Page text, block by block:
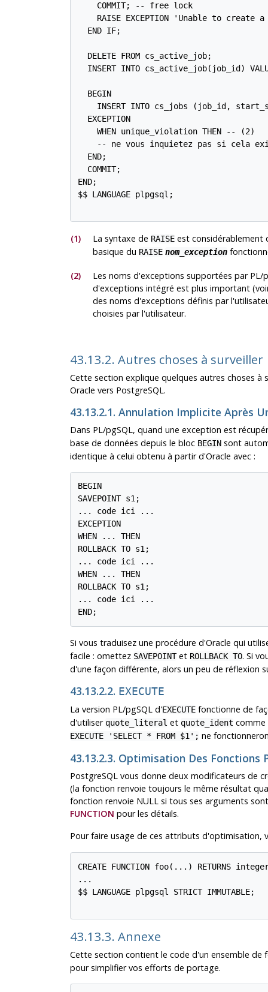
    COMMIT; -- free lock
RAISE EXCEPTION 'Unable to create
  END IF;
  DELETE FROM cs_active_job;
INSERT INTO cs_active_job(job_id)
  BEGIN
INSERT INTO cs_jobs (job_id,
  EXCEPTION
    WHEN unique_violation THEN --
(2)
-- ne vous inquietez pas si cela
  END;
  COMMIT;
END;
$$ LANGUAGE plpgsql;
(1) La syntaxe de RAISEest considérablement
basique du RAISE nom_exception
(2) Les noms d'exceptions supportées par PL/
d'exceptions intégré est plus important
des noms d'exceptions définis par
choisies par l'utilisateur.
43.13.2. Autres choses à surveiller
Cette section explique quelques autres choses
Oracle vers PostgreSQL.
43.13.2.1. Annulation Implicite Après
Dans PL/pgSQL, quand une exception est
base de données depuis le bloc BEGINsont
identique à celui obtenu à partir d'Oracle avec :
BEGIN
SAVEPOINT s1;
... code ici ...
EXCEPTION
WHEN ... THEN
ROLLBACK TO s1;
... code ici ...
WHEN ... THEN
ROLLBACK TO s1;
... code ici ...
END;
Si vous traduisez une procédure d'Oracle qui
facile : omettez SAVEPOINTet ROLLBACK TO. Si
d'une façon différente, alors un peu de réflexion
43.13.2.2. EXECUTE
La version PL/pgSQLd'EXECUTEfonctionne de
d'utiliser quote_literal et quote_ident
EXECUTE 'SELECT * FROM $1'; ne
43.13.2.3. Optimisation Des Fonctions
PostgreSQLvous donne deux modificateurs de
(la fonction renvoie toujours le même résultat
fonction renvoie NULL si tous ses arguments
FUNCTION pour les détails.
Pour faire usage de ces attributs d'optimisation,
CREATE FUNCTION foo(...) RETURNS
...
$$ LANGUAGE plpgsql STRICT IMMUTABLE;
43.13.3. Annexe
Cette section contient le code d'un ensemble de
pour simplifier vos efforts de portage.